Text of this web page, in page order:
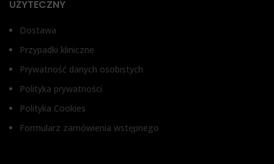
UŻYTECZNY
Dostawa
Przypadki kliniczne
Prywatność danych osobistych
Polityka prywatności
Polityka Cookies
Formularz zamówienia wstępnego